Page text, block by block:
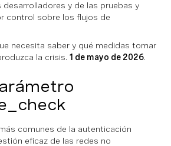
desarrolladores y de las pruebas y
control sobre los flujos de
necesita saber y qué medidas tomar
la crisis. 1 de mayo de 2026.
comunes de la autenticación
eficaz de las redes no